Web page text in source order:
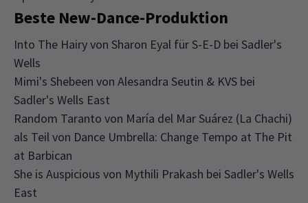
Beste New-Dance-Produktion
Into The Hairy von Sharon Eyal für S-E-D bei Sadler's
Wells
Mimi's Shebeen von Alesandra Seutin & KVS bei
Sadler's Wells East
Random Taranto von María del Mar Suárez (La Chachi)
als Teil von Dance Umbrella: Change Tempo at The Pit
at Barbican
She is Auspicious von Mythili Prakash bei Sadler's Wells
East